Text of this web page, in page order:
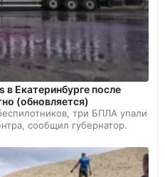
в Екатеринбурге после
(обновляется)
три БПЛА упали
сообщил губернатор.